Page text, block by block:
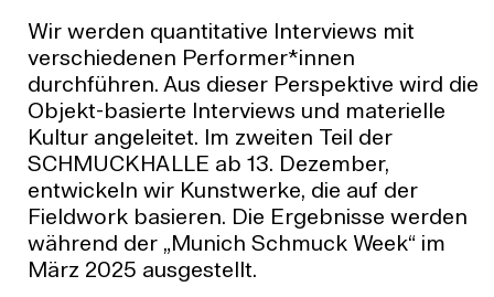
Wir werden quantitative Interviews mit
verschiedenen Performer*innen
durchführen. Aus dieser Perspektive wird die
Objekt-basierte Interviews und materielle
Kultur angeleitet. Im zweiten Teil der
SCHMUCKHALLE ab 13. Dezember,
entwickeln wir Kunstwerke, die auf der
Fieldwork basieren. Die Ergebnisse werden
während der „Munich Schmuck Week“ im
März 2025 ausgestellt.